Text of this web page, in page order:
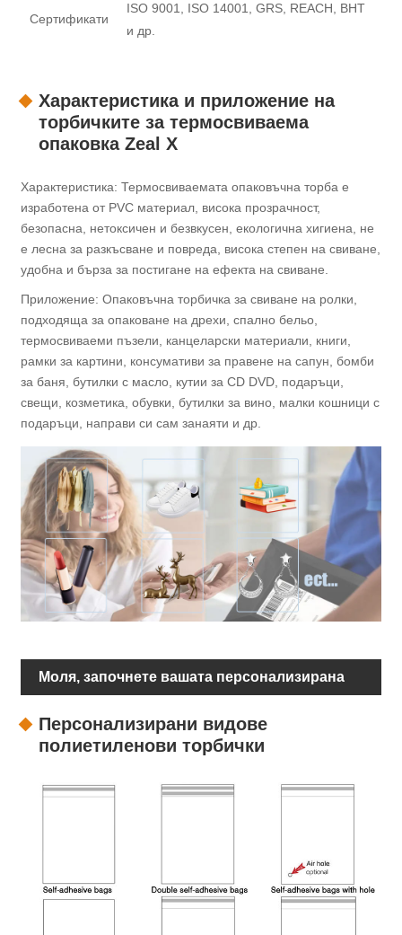
Сертификати
ISO 9001, ISO 14001, GRS, REACH, BHT
и др.
Характеристика и приложение на
торбичките за термосвиваема
опаковка Zeal X
Характеристика: Термосвиваемата опаковъчна торба е
изработена от PVC материал, висока прозрачност,
безопасна, нетоксичен и безвкусен, екологична хигиена, не
е лесна за разкъсване и повреда, висока степен на свиване,
удобна и бърза за постигане на ефекта на свиване.
Приложение: Опаковъчна торбичка за свиване на ролки,
подходяща за опаковане на дрехи, спално бельо,
термосвиваеми пъзели, канцеларски материали, книги,
рамки за картини, консумативи за правене на сапун, бомби
за баня, бутилки с масло, кутии за CD DVD, подаръци,
свещи, козметика, обувки, бутилки за вино, малки кошници с
подаръци, направи си сам занаяти и др.
Моля, започнете вашата персонализирана
Персонализирани видове
полиетиленови торбички